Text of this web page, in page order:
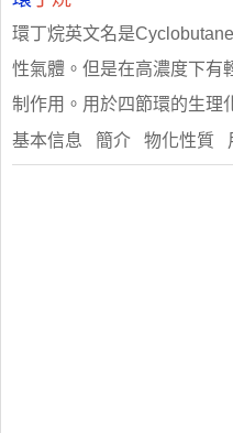
環丁烷英文名是
性氣體。但是在高濃度下有
制作用。用於四節環的生理
基本信息 簡介 物化性質